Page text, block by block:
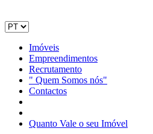
Imóveis
Empreendimentos
Recrutamento
" Quem Somos nós"
Contactos
Quanto Vale o seu Imóvel